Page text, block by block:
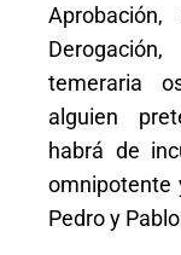
Aprobación,
temeraria
alguien
habrá de
omnipotente
Pedro y